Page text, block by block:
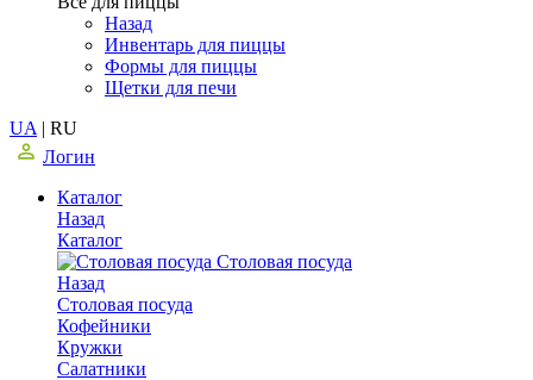
Назад
Инвентарь для пиццы
Формы для пиццы
Щетки для печи
UA | RU
Логин
Каталог
Назад
Каталог
Столовая посуда
Назад
Столовая посуда
Кофейники
Кружки
Салатники